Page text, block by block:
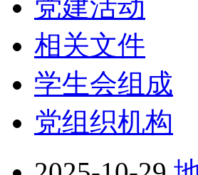
党建活动
相关文件
学生会组成
党组织机构